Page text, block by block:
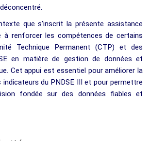
que s’inscrit la présente assistance
à renforcer les compétences de certains
Technique Permanent (CTP) et des
en matière de gestion de données et
Cet appui est essentiel pour améliorer la
indicateurs du PNDSE III et pour permettre
fondée sur des données fiables et